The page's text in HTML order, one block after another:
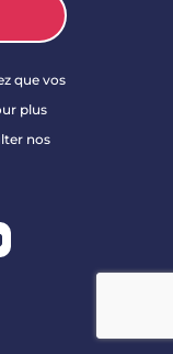
que vos
plus
nos